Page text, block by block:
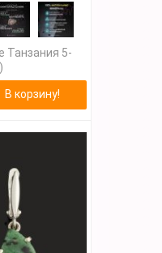
Танзания 5-
В корзину!